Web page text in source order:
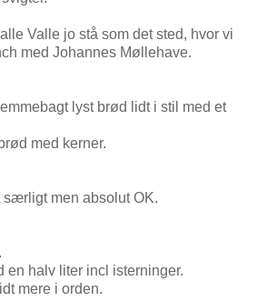
Valle jo stå som det sted, hvor vi
med Johannes Møllehave.
lyst brød lidt i stil med et
med kerner.
særligt men absolut OK.
en halv liter incl isterninger.
mere i orden.